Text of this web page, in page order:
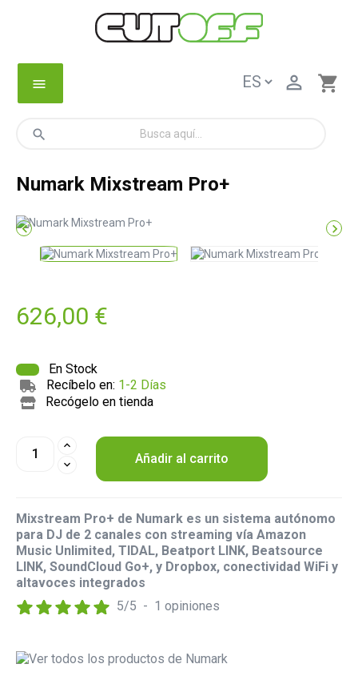
menu shopping_cart

search
Numark Mixstream Pro+
 
626,00 €
En Stock
Recíbelo en: 1-2 Días
Recógelo en tienda
Añadir al carrito
Mixstream Pro+ de Numark es un sistema autónomo
para DJ de 2 canales con streaming vía Amazon
Music Unlimited, TIDAL, Beatport LINK, Beatsource
LINK, SoundCloud Go+, y Dropbox, conectividad WiFi y
altavoces integrados
5/5 - 1 opiniones